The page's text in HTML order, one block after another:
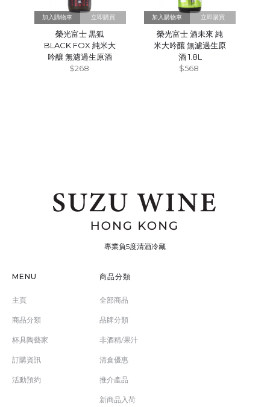
立即購買
榮光富士 黒狐
BLACK FOX 純米大
吟釀 無濾過生原酒
$268
立即購買
榮光富士 酒未來 純
米大吟釀 無濾過生原
酒 1.8L
$568
專業負5度清酒冷藏
MENU
主頁
商品分類
杯具陶藝家
訂購資訊
活動預約
商品分類
全部商品
品牌分類
非酒精/果汁
清倉優惠
推介產品
新商品入荷